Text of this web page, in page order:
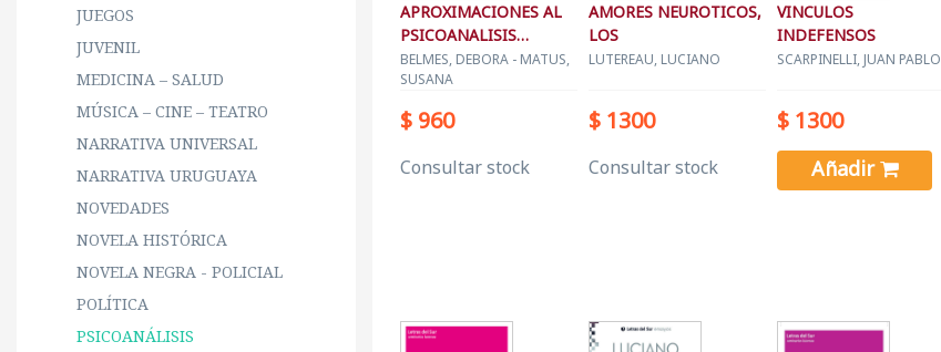
JUEGOS
JUVENIL
MEDICINA – SALUD
MÚSICA – CINE – TEATRO
NARRATIVA UNIVERSAL
NARRATIVA URUGUAYA
NOVEDADES
NOVELA HISTÓRICA
NOVELA NEGRA - POLICIAL
POLÍTICA
PSICOANÁLISIS
APROXIMACIONES AL
PSICOANALISIS
VINCULAR
BELMES, DEBORA - MATUS,
SUSANA
$ 960
Consultar stock
AMORES NEUROTICOS,
LOS
LUTEREAU, LUCIANO
$ 1300
Consultar stock
VINCULOS
INDEFENSOS
SCARPINELLI, JUAN PABLO
$ 1300
Añadir